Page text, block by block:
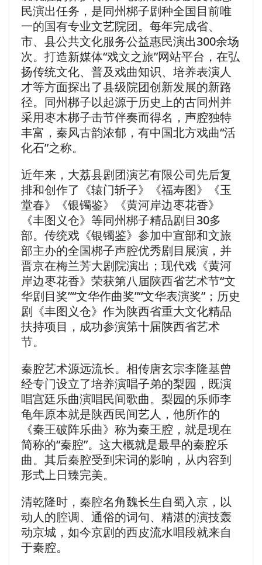
民演出任务，是同州梆子剧种全国目前唯
一的国有专业文艺院团。每年完成省、
市、县公共文化服务公益惠民演出300余场
次。打造新媒体“戏文之旅”网站平台，在弘
扬传统文化、普及戏曲知识、培养表演人
才等方面探出了县级院团创新发展的新路
径。同州梆子以起源于历史上的古同州并
采用枣木梆子击节伴奏而得名，声腔独特
丰富，秦风古韵浓郁，有中国北方戏曲“活
化石”之称。
近年来，大荔县剧团演艺有限公司先后复
排和创作了《辕门斩子》《福寿图》《玉
堂春》《银镯鉴》《黄河岸边枣花香》
《丰图义仓》等同州梆子精品剧目30多
部。传统戏《银镯鉴》参加中宣部和文旅
部主办的全国梆子声腔优秀剧目展演，并
晋京在梅兰芳大剧院演出；现代戏《黄河
岸边枣花香》荣获第八届陕西省艺术节“文
华剧目奖”“文华作曲奖”“文华表演奖”；历史
剧《丰图义仓》作为陕西省重大文化精品
扶持项目，成功参演第十届陕西省艺术
节。
秦腔艺术源远流长。相传唐玄宗李隆基曾
经专门设立了培养演唱子弟的梨园，既演
唱宫廷乐曲演唱民间歌曲。梨园的乐师李
龟年原本就是陕西民间艺人，他所作的
《秦王破阵乐曲》称为秦王腔，就是现在
简称的“秦腔”。这大概就是最早的秦腔乐
曲。其后秦腔受到宋词的影响，从内容到
形式上日臻完美。
清乾隆时，秦腔名角魏长生自蜀入京，以
动人的腔调、通俗的词句、精湛的演技轰
动京城，如今京剧的西皮流水唱段就来自
于秦腔。